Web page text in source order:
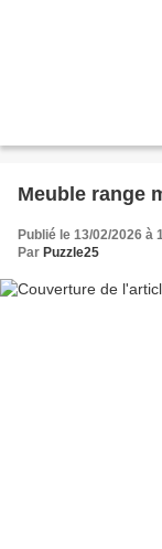
Meuble range
Publié le 13/02/2026 à
Par Puzzle25